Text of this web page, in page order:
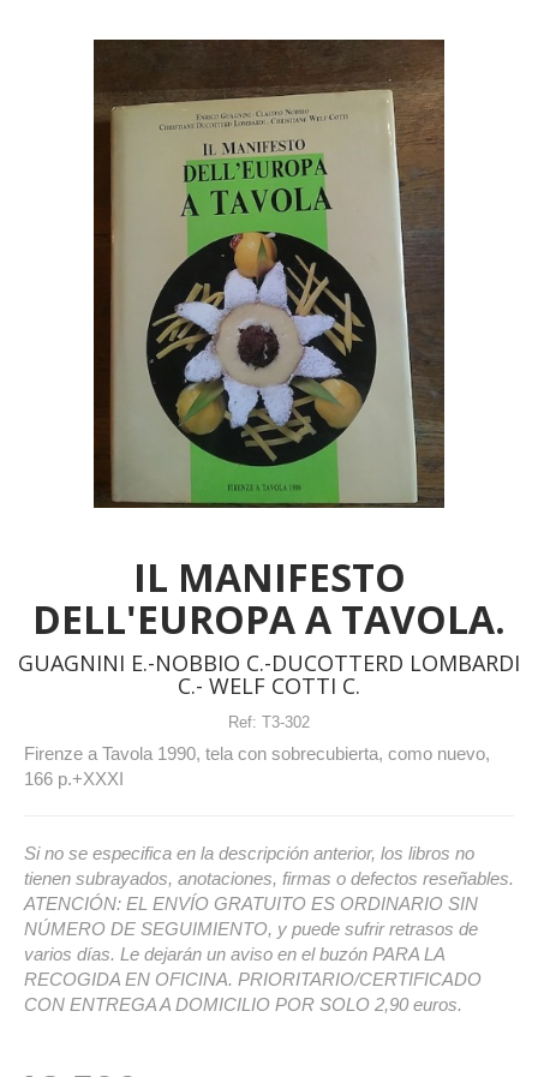
IL MANIFESTO
DELL'EUROPA A TAVOLA.
GUAGNINI E.-NOBBIO C.-DUCOTTERD LOMBARDI
C.- WELF COTTI C.
Ref: T3-302
Firenze a Tavola 1990, tela con sobrecubierta, como nuevo,
166 p.+XXXI
Si no se especifica en la descripción anterior, los libros no
tienen subrayados, anotaciones, firmas o defectos reseñables.
ATENCIÓN: EL ENVÍO GRATUITO ES ORDINARIO SIN
NÚMERO DE SEGUIMIENTO, y puede sufrir retrasos de
varios días. Le dejarán un aviso en el buzón PARA LA
RECOGIDA EN OFICINA. PRIORITARIO/CERTIFICADO
CON ENTREGA A DOMICILIO POR SOLO 2,90 euros.